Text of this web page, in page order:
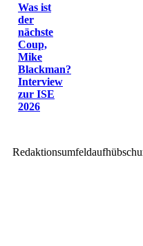
Was ist
der
nächste
Coup,
Mike
Blackman?
Interview
zur ISE
2026